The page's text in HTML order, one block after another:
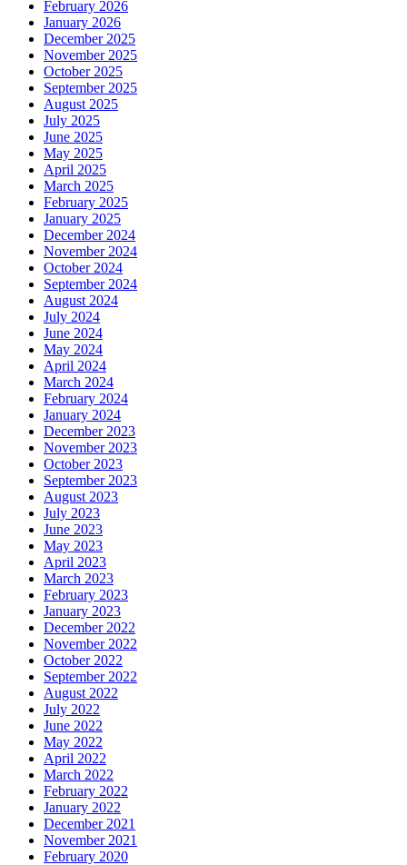
February 2026
January 2026
December 2025
November 2025
October 2025
September 2025
August 2025
July 2025
June 2025
May 2025
April 2025
March 2025
February 2025
January 2025
December 2024
November 2024
October 2024
September 2024
August 2024
July 2024
June 2024
May 2024
April 2024
March 2024
February 2024
January 2024
December 2023
November 2023
October 2023
September 2023
August 2023
July 2023
June 2023
May 2023
April 2023
March 2023
February 2023
January 2023
December 2022
November 2022
October 2022
September 2022
August 2022
July 2022
June 2022
May 2022
April 2022
March 2022
February 2022
January 2022
December 2021
November 2021
February 2020